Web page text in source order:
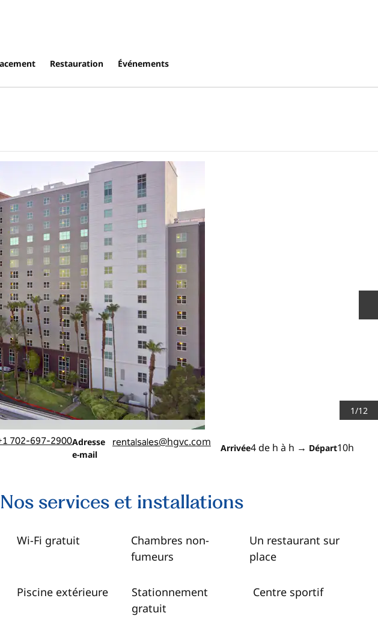
Restauration Événements
1/12
702-697-2900Adresse
e-mail
Email rentalsales@hgvc.com Arrivée4 de h à h → Départ10h
Nos services et installations
Wi-Fi gratuit
Chambres non-
fumeurs
Un restaurant sur
place
Piscine extérieure
Stationnement
gratuit
Centre sportif